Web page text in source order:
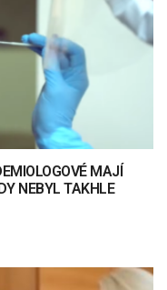
MAJÍ
NEBYL TAKHLE